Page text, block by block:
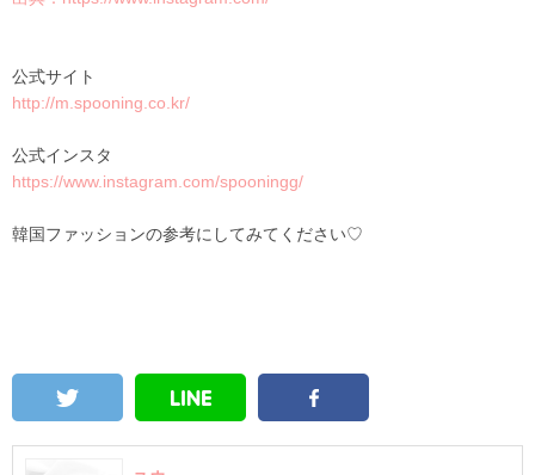
公式サイト
http://m.spooning.co.kr/
公式インスタ
https://www.instagram.com/spooningg/
韓国ファッションの参考にしてみてください♡